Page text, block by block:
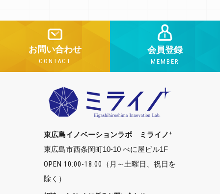
お問い合わせ
CONTACT
会員登録
MEMBER
東広島イノベーションラボ ミライノ+
東広島市西条岡町10-10 べに屋ビル1F
OPEN 10:00-18:00
（月～土曜日、祝日を
除く）